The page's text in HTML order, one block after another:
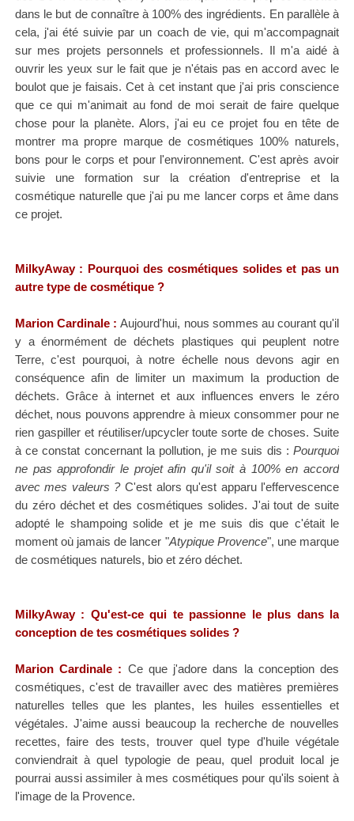
dans le but de connaître à 100% des ingrédients. En parallèle à
cela, j'ai été suivie par un coach de vie, qui m'accompagnait
sur mes projets personnels et professionnels. Il m'a aidé à
ouvrir les yeux sur le fait que je n'étais pas en accord avec le
boulot que je faisais. Cet à cet instant que j'ai pris conscience
que ce qui m'animait au fond de moi serait de faire quelque
chose pour la planète. Alors, j'ai eu ce projet fou en tête de
montrer ma propre marque de cosmétiques 100% naturels,
bons pour le corps et pour l'environnement. C'est après avoir
suivie une formation sur la création d'entreprise et la
cosmétique naturelle que j'ai pu me lancer corps et âme dans
ce projet.
MilkyAway : Pourquoi des cosmétiques solides et pas un
autre type de cosmétique ?
Marion Cardinale : Aujourd'hui, nous sommes au courant qu'il
y a énormément de déchets plastiques qui peuplent notre
Terre, c'est pourquoi, à notre échelle nous devons agir en
conséquence afin de limiter un maximum la production de
déchets. Grâce à internet et aux influences envers le zéro
déchet, nous pouvons apprendre à mieux consommer pour ne
rien gaspiller et réutiliser/upcycler toute sorte de choses. Suite
à ce constat concernant la pollution, je me suis dis :Pourquoi
ne pas approfondir le projet afin qu'il soit à 100% en accord
avec mes valeurs ?C'est alors qu'est apparu l'effervescence
du zéro déchet et des cosmétiques solides. J'ai tout de suite
adopté le shampoing solide et je me suis dis que c'était le
moment où jamais de lancer "Atypique Provence", une marque
de cosmétiques naturels, bio et zéro déchet.
MilkyAway : Qu'est-ce qui te passionne le plus dans la
conception de tes cosmétiques solides ?
Marion Cardinale : Ce que j'adore dans la conception des
cosmétiques, c'est de travailler avec des matières premières
naturelles telles que les plantes, les huiles essentielles et
végétales. J'aime aussi beaucoup la recherche de nouvelles
recettes, faire des tests, trouver quel type d'huile végétale
conviendrait à quel typologie de peau, quel produit local je
pourrai aussi assimiler à mes cosmétiques pour qu'ils soient à
l'image de la Provence.